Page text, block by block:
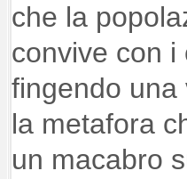
che la
convive con i
fingendo una
la metafora
un macabro